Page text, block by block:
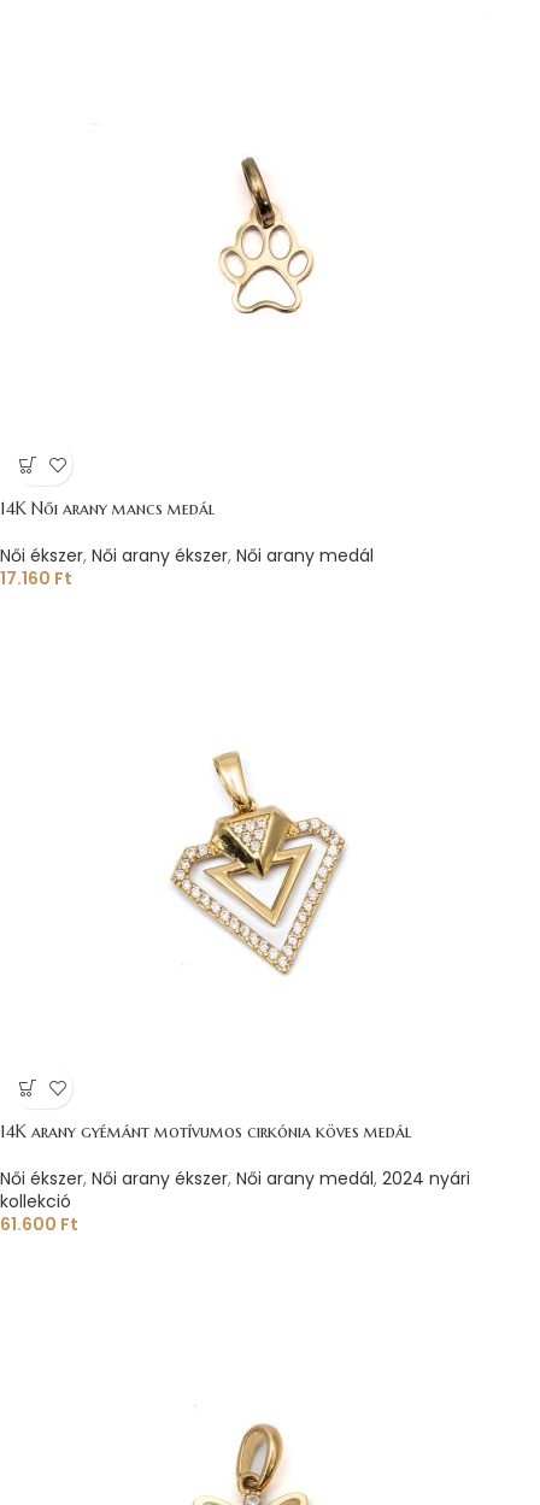
14K Női arany mancs medál
Női ékszer, Női arany ékszer, Női arany medál
17.160 Ft
14K arany gyémánt motívumos cirkónia köves medál
Női ékszer, Női arany ékszer, Női arany medál, 2024 nyári
kollekció
61.600 Ft